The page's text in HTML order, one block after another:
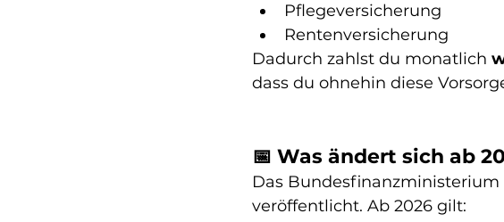
Pflegeversicherung
Rentenversicherung
Dadurch zahlst du monatlich
dass du ohnehin diese
📅 Was ändert sich ab
Das
veröffentlicht. Ab 2026 gilt: